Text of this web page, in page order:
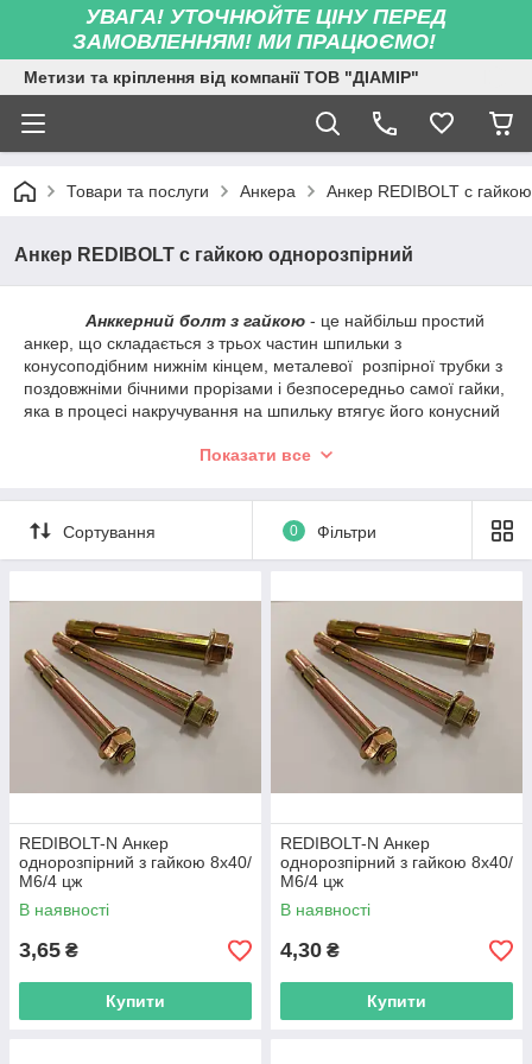
УВАГА! УТОЧНЮЙТЕ ЦІНУ ПЕРЕД
ЗАМОВЛЕННЯМ! МИ ПРАЦЮЄМО!
Метизи та кріплення від компанії ТОВ "ДІАМІР"
Товари та послуги Анкера Анкер REDIBOLT с
Анкер REDIBOLT с гайкою однорозпірний
Анккерний болт з гайкою - це найбільш простий
анкер, що складається з трьох частин шпильки з
конусоподібним нижнім кінцем, металевої розпірної трубки з
поздовжніми бічними прорізами і безпосередньо самої гайки,
яка в процесі накручування на шпильку втягує його конусний
діаметр таких кріпильних виробів відповідає 6 мм, а
максимальний може доходити до 28 мм. Що стосується
в прочних повнотілих основах – бетон, кирпич, природний
Показати все
Сортування 0 Фільтри
REDIBOLT-N Анкер
однорозпірний з гайкою 8х40/
М6/4 цж
В наявності
3,65 ₴
Купити
REDIBOLT-N Анкер
однорозпірний з гайкою 8х40/
М6/4 цж
В наявності
4,30 ₴
Купити